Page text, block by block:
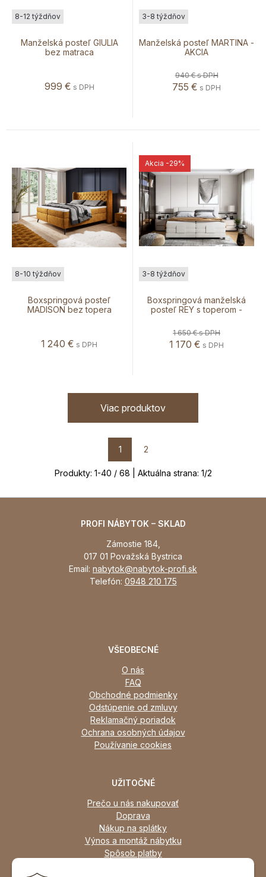
Manželská posteľ GIULIA
bez matraca
8-12 týždňov
999 € s DPH
Manželská posteľ MARTINA -
AKCIA
3-8 týždňov
940 €s DPH
755 € s DPH
Boxspringová posteľ
MADISON bez topera
8-10 týždňov
1 240 € s DPH
Boxspringová manželská
posteľ REY s toperom -
Akcia -29%
3-8 týždňov
1 650 €s DPH
1 170 € s DPH
Viac produktov
1 2
Produkty: 1-40 / 68 | Aktuálna strana: 1/2
PROFI NÁBYTOK – SKLAD
Zámostie 184,
017 01 Považská Bystrica
Email: nabytok@nabytok-profi.sk
Telefón: 0948 210 175
VŠEOBECNÉ
O nás
FAQ
Obchodné podmienky
Odstúpenie od zmluvy
Reklamačný poriadok
Ochrana osobných údajov
Používanie cookies
UŽITOČNÉ
Prečo u nás nakupovať
Doprava
Nákup na splátky
Výnos a montáž nábytku
Spôsob platby